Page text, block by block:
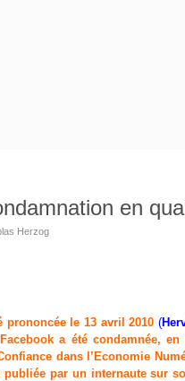
en
Herzog
prononcée le 13 avril 2010 (
a été condamnée,
dans l’Economie
publiée par un internaute sur